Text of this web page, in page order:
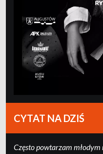
CYTAT NA DZIŚ
Często powtarzam